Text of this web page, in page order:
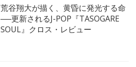
荒谷翔大が描く、黄昏に発光する命
──更新されるJ-POP『TASOGARE
SOUL』クロス・レビュー